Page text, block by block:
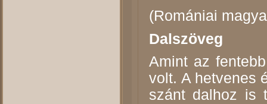
(Romániai
Dalszöveg
Amint az
volt. A hetvenes
szánt dalhoz is